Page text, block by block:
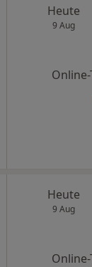
Heute
9 Aug
Heute
9 Aug